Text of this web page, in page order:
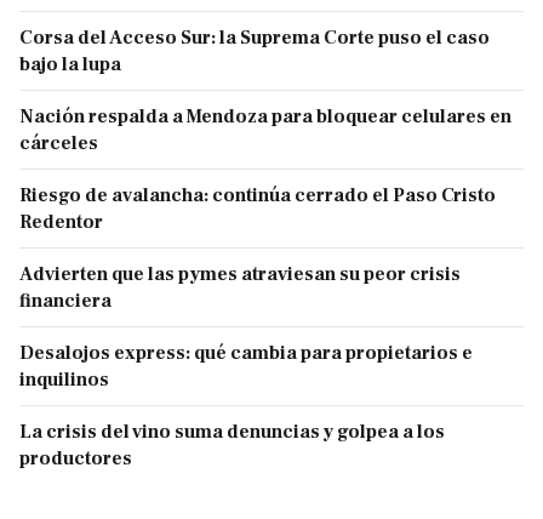
Corsa del Acceso Sur: la Suprema Corte puso el caso
bajo la lupa
Nación respalda a Mendoza para bloquear celulares en
cárceles
Riesgo de avalancha: continúa cerrado el Paso Cristo
Redentor
Advierten que las pymes atraviesan su peor crisis
financiera
Desalojos express: qué cambia para propietarios e
inquilinos
La crisis del vino suma denuncias y golpea a los
productores